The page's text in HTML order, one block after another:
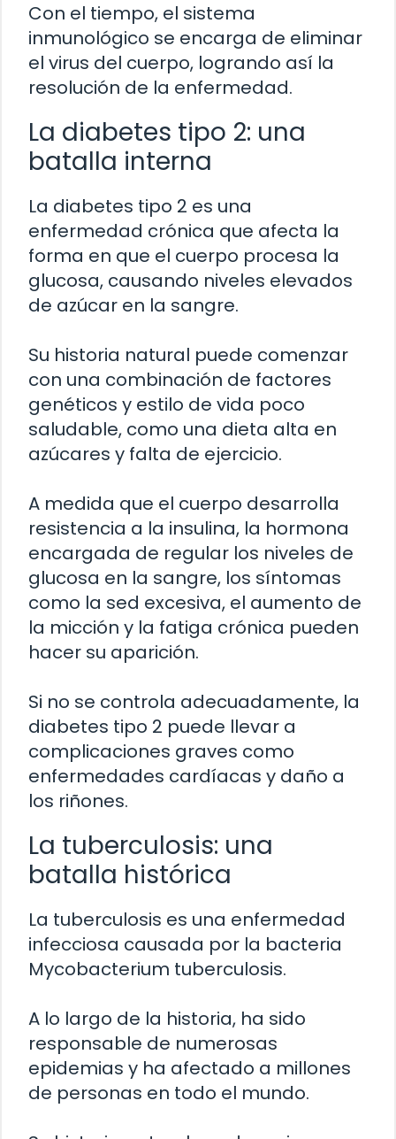
Con el tiempo, el sistema
inmunológico se encarga de eliminar
el virus del cuerpo, logrando así la
resolución de la enfermedad.
La diabetes tipo 2: una
batalla interna
La diabetes tipo 2 es una
enfermedad crónica que afecta la
forma en que el cuerpo procesa la
glucosa, causando niveles elevados
de azúcar en la sangre.
Su historia natural puede comenzar
con una combinación de factores
genéticos y estilo de vida poco
saludable, como una dieta alta en
azúcares y falta de ejercicio.
A medida que el cuerpo desarrolla
resistencia a la insulina, la hormona
encargada de regular los niveles de
glucosa en la sangre, los síntomas
como la sed excesiva, el aumento de
la micción y la fatiga crónica pueden
hacer su aparición.
Si no se controla adecuadamente, la
diabetes tipo 2 puede llevar a
complicaciones graves como
enfermedades cardíacas y daño a
los riñones.
La tuberculosis: una
batalla histórica
La tuberculosis es una enfermedad
infecciosa causada por la bacteria
Mycobacterium tuberculosis.
A lo largo de la historia, ha sido
responsable de numerosas
epidemias y ha afectado a millones
de personas en todo el mundo.